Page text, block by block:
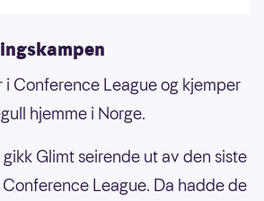
i Conference League og kjemper
hjemme i Norge.
Glimt seirende ut av den siste
League. Da hadde de